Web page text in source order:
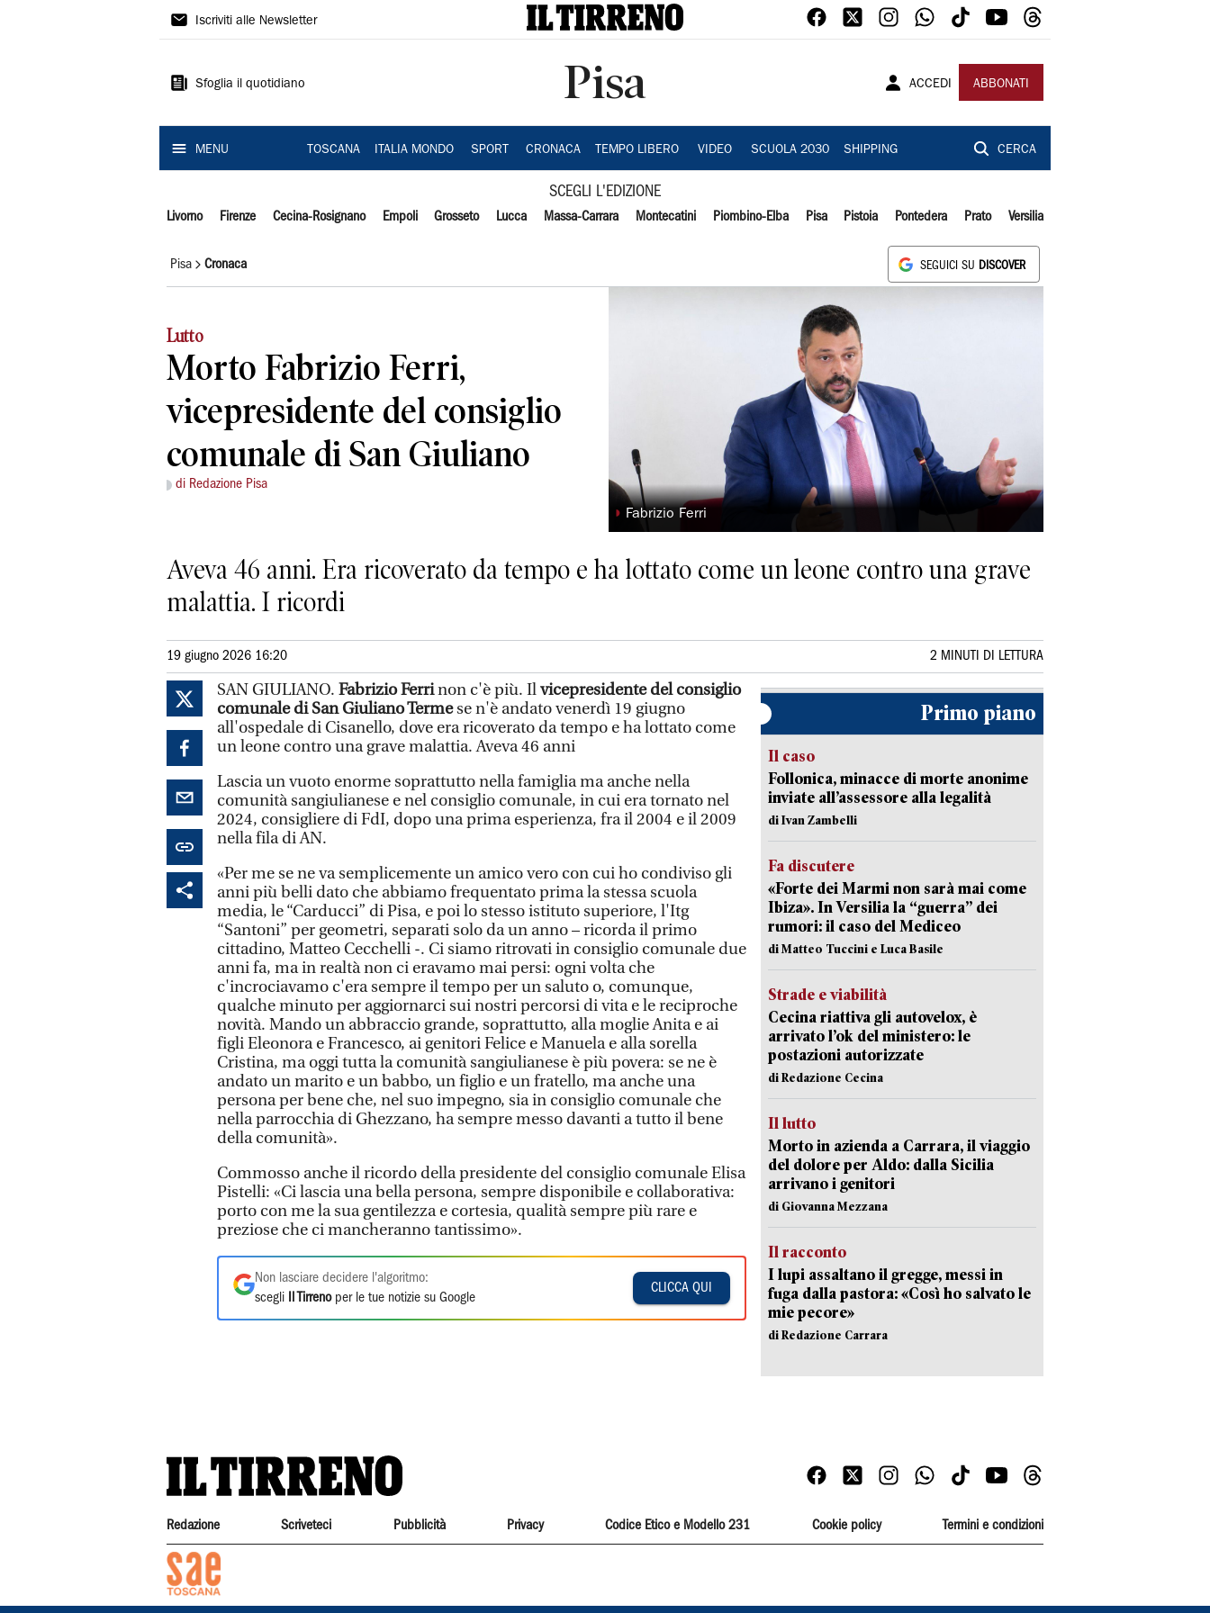
Il
Iscriviti alle Newsletter
Sfoglia il quotidiano Pisa ACCEDI ABBONATI
MENU TOSCANA ITALIA MONDO SPORT CRONACA TEMPO LIBERO VIDEO SCUOLA 2030 SHIPPING CERCA
SCEGLI L'EDIZIONE
Livorno Firenze Cecina-Rosignano Empoli Grosseto Lucca Massa-Carrara Montecatini Piombino-Elba Pisa Pistoia Pontedera Prato Versilia
Pisa Cronaca SEGUICI SU DISCOVER
Lutto
Morto Fabrizio Ferri,
vicepresidente del consiglio
comunale di San Giuliano
di Redazione Pisa
◗ Fabrizio Ferri
Aveva 46 anni. Era ricoverato da tempo e ha lottato come un leone contro una grave
malattia. I ricordi
19 giugno 2026 16:20 2 MINUTI DI LETTURA
SAN GIULIANO. Fabrizio Ferrinon c'è più. Ilvicepresidente del consiglio
comunale di San Giuliano Termese n'è andato venerdì 19 giugno
all'ospedale di Cisanello, dove era ricoverato da tempo e ha lottato come
un leone contro una grave malattia. Aveva 46 anni
Lascia un vuoto enorme soprattutto nella famiglia ma anche nella
comunità sangiulianese e nel consiglio comunale, in cui era tornato nel
2024, consigliere di FdI, dopo una prima esperienza, fra il 2004 e il 2009
nella fila di AN.
«Per me se ne va semplicemente un amico vero con cui ho condiviso gli
anni più belli dato che abbiamo frequentato prima la stessa scuola
media, le “Carducci” di Pisa, e poi lo stesso istituto superiore, l'Itg
“Santoni” per geometri, separati solo da un anno – ricorda il primo
cittadino, Matteo Cecchelli -. Ci siamo ritrovati in consiglio comunale due
anni fa, ma in realtà non ci eravamo mai persi: ogni volta che
c'incrociavamo c'era sempre il tempo per un saluto o, comunque,
qualche minuto per aggiornarci sui nostri percorsi di vita e le reciproche
novità. Mando un abbraccio grande, soprattutto, alla moglie Anita e ai
figli Eleonora e Francesco, ai genitori Felice e Manuela e alla sorella
Cristina, ma oggi tutta la comunità sangiulianese è più povera: se ne è
andato un marito e un babbo, un figlio e un fratello, ma anche una
persona per bene che, nel suo impegno, sia in consiglio comunale che
nella parrocchia di Ghezzano, ha sempre messo davanti a tutto il bene
della comunità».
Commosso anche il ricordo della presidente del consiglio comunale Elisa
Pistelli: «Ci lascia una bella persona, sempre disponibile e collaborativa:
porto con me la sua gentilezza e cortesia, qualità sempre più rare e
preziose che ci mancheranno tantissimo».
Non lasciare decidere l'algoritmo:
scegli
Il Tirrenoper le tue notizie su Google
CLICCA QUI
Primo piano
Il caso
Follonica, minacce di morte anonime
inviate all’assessore alla legalità
di Ivan Zambelli
Fa discutere
«Forte dei Marmi non sarà mai come
Ibiza». In Versilia la “guerra” dei
rumori: il caso del Mediceo
di Matteo Tuccini e Luca Basile
Strade e viabilità
Cecina riattiva gli autovelox, è
arrivato l’ok del ministero: le
postazioni autorizzate
di Redazione Cecina
Il lutto
Morto in azienda a Carrara, il viaggio
del dolore per Aldo: dalla Sicilia
arrivano i genitori
di Giovanna Mezzana
Il racconto
I lupi assaltano il gregge, messi in
fuga dalla pastora: «Così ho salvato le
mie pecore»
di Redazione Carrara
Redazione Scriveteci Pubblicità Privacy Codice Etico e Modello 231 Cookie policy Termini e condizioni